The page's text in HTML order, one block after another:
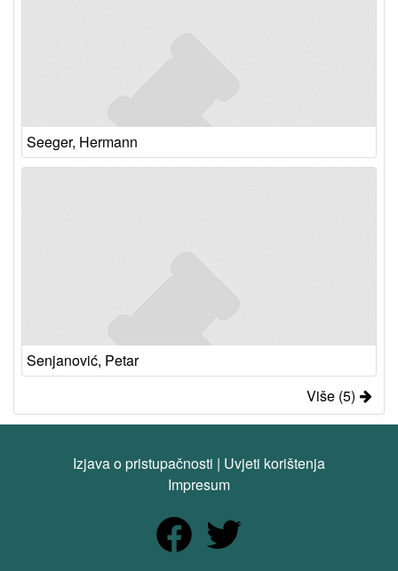
Seeger, Hermann
Senjanović, Petar
Više (5)
Izjava o pristupačnosti | Uvjeti korištenja
Impresum